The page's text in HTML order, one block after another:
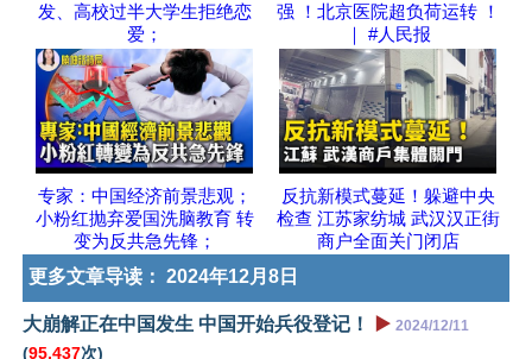
发、高校过半大学生拒绝恋
爱；
强 ！北京医院超负荷运转 ！
｜ #人民报
专家：中国经济前景悲观；
小粉红抛弃爱国洗脑教育 转
变为反共急先锋；
反抗新模式蔓延！躲避中央
检查 江苏家纺城 武汉汉正街
商户全面关门闭店
更多文章导读： 2024年12月8日
大崩解正在中国发生 中国开始兵役登记！ ▶️ 2024/12/11
(95,437次)